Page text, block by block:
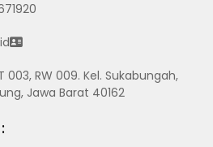
003, RW 009. Kel. Sukabungah,
Jawa Barat 40162